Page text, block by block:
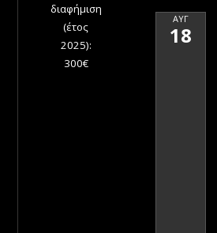
διαφήμιση
(έτος
2025):
300€
ΑΥΓ
18